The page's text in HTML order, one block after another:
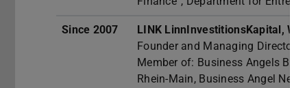
Since 2007
LINK LinnInvestitionsKapital,
Founder and Managing Director
Member of: Business Angels
Rhein-Main, Business Angel